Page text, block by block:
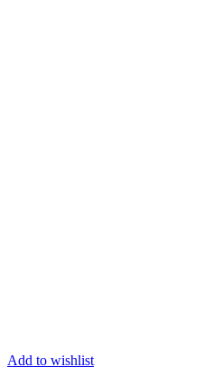
Add to wishlist